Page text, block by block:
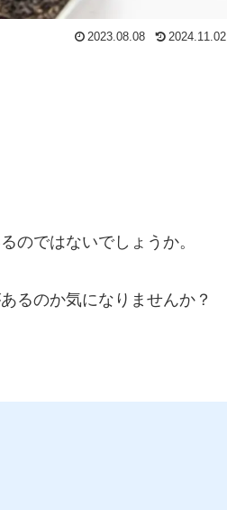
2023.08.08 2024.11.02
のではないでしょうか。
るのか気になりませんか？